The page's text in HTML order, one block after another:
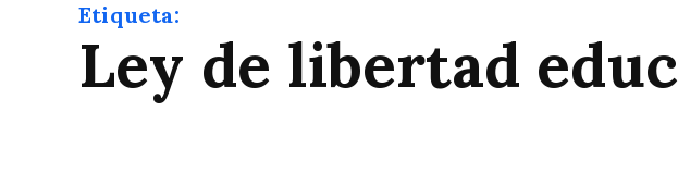
Etiqueta:
Ley de libertad